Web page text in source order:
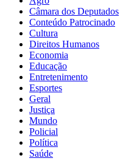
Câmara dos Deputados
Conteúdo Patrocinado
Cultura
Direitos Humanos
Economia
Educação
Entretenimento
Esportes
Geral
Justiça
Mundo
Policial
Política
Saúde